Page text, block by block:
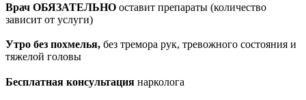
Врач ОБЯЗАТЕЛЬНО оставит препараты (количество
зависит от услуги)
Утро без похмелья, без тремора рук, тревожного состояния и
тяжелой головы
Бесплатная консультация нарколога